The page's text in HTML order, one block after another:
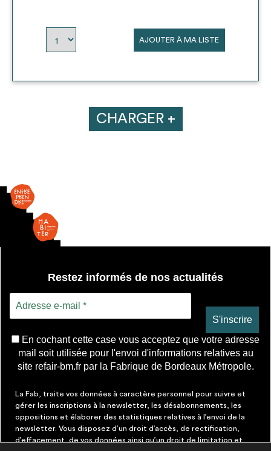
AJOUTER À MA LISTE
CHARGER +
Restez informés de nos actualités
En cochant cette case vous acceptez que votre adresse
mail soit utilisée pour l'envoi d'informations relatives au
site refair-bm.fr par la Fabrique de Bordeaux Métropole.
La Fab, traite vos données à caractère personnel pour suivre et
gérer les inscriptions à la newsletter, les désabonnements, les
oppositions et élaborer des statistiques relatives à l’envoi de la
newsletter. Vous disposez d’un droit d’accès, de rectification,
d’effacement, de vos données ainsi qu’un droit de limitation et